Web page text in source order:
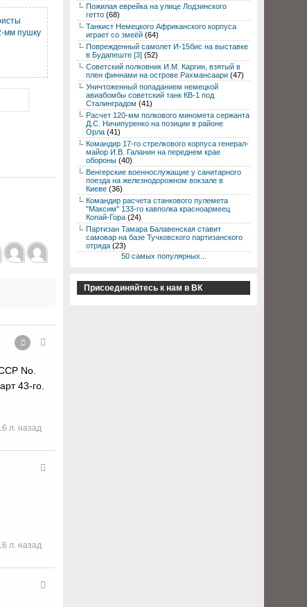
мм пушку
No.
43-го.
л. назад
л. назад
Пожилая еврейка на улице Лодзинского
гетто (68)
Танкист Немецкого Африканского корпуса
играет со змеёй (64)
Поврежденный самолет И-15бис на выставке
в Будапеште [3] (52)
Советский полковник И.М. Каргин, взятый в
плен финнами на острове Рахмансаари (47)
Уничтоженный попаданием немецкой
авиабомбы советский танк КВ-1 под
Сталинградом (41)
Расчет 120-мм полкового миномета сержанта
Д.С. Ничипуренко на позиции в районе
Орла (41)
Командир 17-го стрелкового корпуса генерал-
майор И.В. Галанин на переднем крае
обороны (40)
Венгерские военнослужащие у санитарного
поезда на железнодорожном вокзале в
Киеве (36)
Командир расчета станкового пулемета
"Максим" 133-го кавполка красноармеец
Копай-Гора (24)
Партизан Тамара Балавенская ставит
самовар на базе Тучковского партизанского
отряда (23)
50 самых популярных...
Присоединяйтесь к нам в ВК